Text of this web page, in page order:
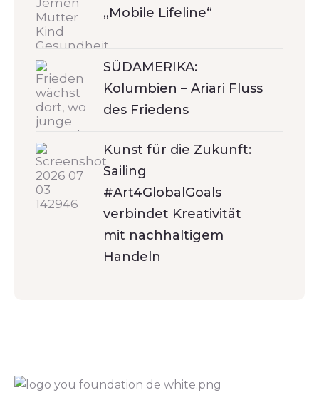
„Mobile Lifeline“
SÜDAMERIKA:
Kolumbien – Ariari Fluss
des Friedens
Kunst für die Zukunft:
Sailing
#Art4GlobalGoals
verbindet Kreativität
mit nachhaltigem
Handeln